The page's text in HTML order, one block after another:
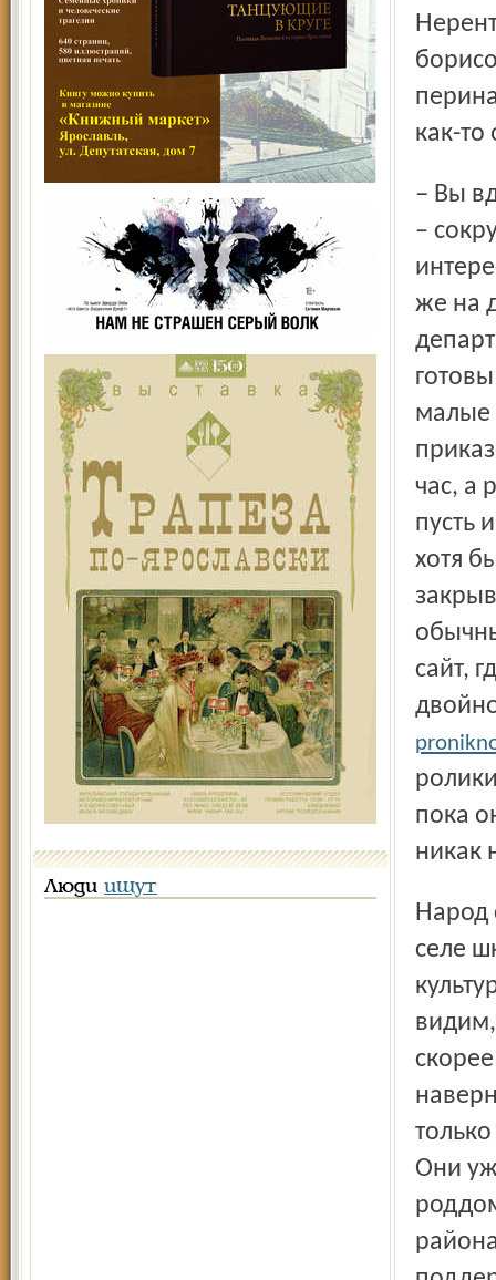
Люди ищут
Нерентабельными считаются такие роды, вот и повезут
как-
– Вы вдумайтесь, как это звучит, – рожать нерентабельно,
–
же на
малые
час, а
пусть
хотя
сайт,
пока
никак
Народ с депутатом соглашается. Но эпопея с закрытием на
селе
Они